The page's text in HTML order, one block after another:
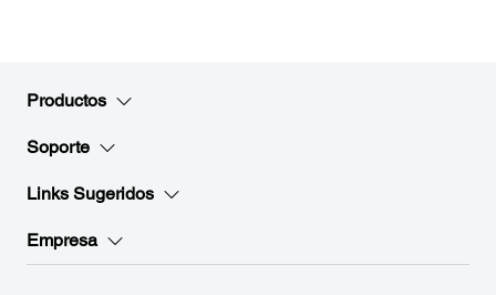
Productos
Soporte
Links Sugeridos
Empresa